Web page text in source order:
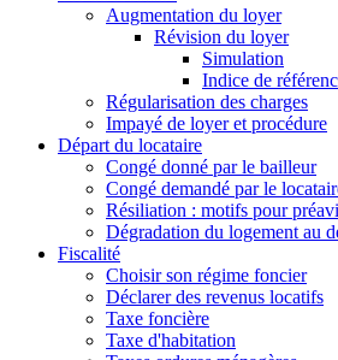
Augmentation du loyer
Révision du loyer
Simulation
Indice de
Régularisation des charges
Impayé de loyer et procédure
Départ du locataire
Congé donné par le bailleur
Congé demandé par le
Résiliation : motifs pour
Dégradation du logement au
Fiscalité
Choisir son régime foncier
Déclarer des revenus locatifs
Taxe foncière
Taxe d'habitation